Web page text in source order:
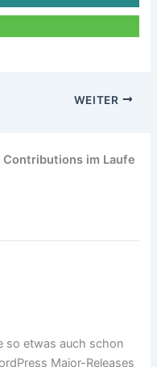
WEITER
Contributions im Laufe
so etwas auch schon
Major-Releases